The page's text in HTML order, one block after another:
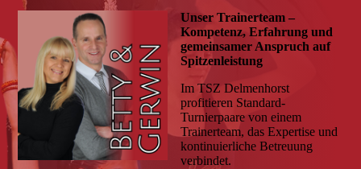
Unser Trainerteam –
Kompetenz, Erfahrung und
gemeinsamer Anspruch auf
Spitzenleistung
Im TSZ Delmenhorst
profitieren Standard-
Turnierpaare von einem
Trainerteam, das Expertise und
kontinuierliche Betreuung
verbindet.